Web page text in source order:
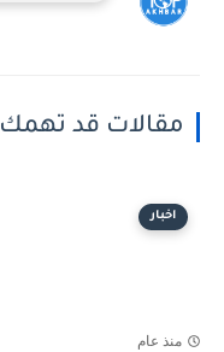
مقالات قد تهمك
اخبار
منذ عام